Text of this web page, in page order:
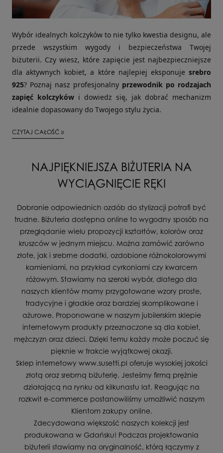
Wybór idealnych kolczyków to nie tylko kwestia designu, ale
przede wszystkim wygody i bezpieczeństwa Twojej
biżuterii. Czy wiesz, które zapięcie jest najbezpieczniejsze
dla aktywnych kobiet, a które najlepiej eksponuje srebro
925? Poznaj nasz profesjonalny przewodnik po rodzajach
zapięć kolczyków i dowiedz się, jak dobrać mechanizm
idealnie dopasowany do Twojego stylu życia.
CZYTAJ CAŁOŚĆ »
NAJPIĘKNIEJSZA BIŻUTERIA NA
WYCIĄGNIĘCIE RĘKI
Dobranie odpowiednich ozdób do stylizacji potrafi być
trudne. Biżuteria dostępna online to wygodny sposób na
przeglądanie wielu propozycji kształtów, kolorów oraz
kruszców w jednym miejscu. Można zamówić zarówno
złote, jak i srebrne dodatki, ozdobione różnokolorowymi
kamieniami, na przykład cyrkoniami czy kwarcem
różowym. Stawiamy na szeroki wybór, dlatego dla
naszych klientów mamy przygotowane wzory proste,
tradycyjne i gładkie oraz bardziej skomplikowane i
ażurowe. Proponowane w naszym jubilerskim sklepie
internetowym produkty przeznaczone są dla kobiet,
mężczyzn oraz dzieci. Dzięki temu każdy może poczuć się
pięknie w trakcie wyjątkowej okazji.
Sklep internetowy www.susetti.pl oferuje wysokiej jakości
złotą oraz srebrną biżuterię. Jesteśmy firmą prężnie
działającą na rynku od kilkunastu lat. Reagując na
rozkwit e-commerce postanowiliśmy umożliwić naszym
Klientom zakupy online.
Zdecydowana większość naszych kolekcji jest
produkowana w Gdańsku! Podczas projektowania
biżuterii stawiamy na oryginalność, którą łączymy z